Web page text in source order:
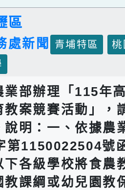
區
處新聞 青埔特區
業部辦理「115年
教案競賽活動」，
說明：一、依據農
第1150022504號
下各級學校將食農
教課綱或幼兒園教